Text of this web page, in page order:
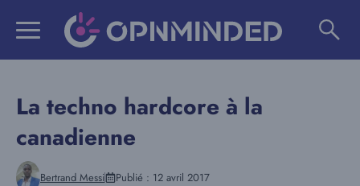
La techno hardcore à la
canadienne
Bertrand Messi Publié : 12 avril 2017